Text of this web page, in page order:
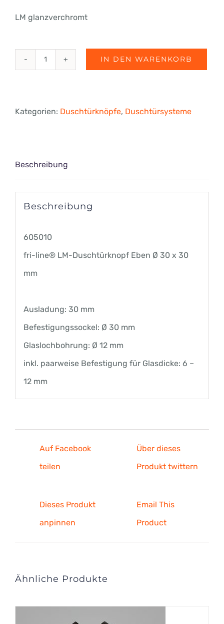
LM glanzverchromt
LM-
mm
Menge
IN DEN WARENKORB
Kategorien: Duschtürknöpfe, Duschtürsysteme
Beschreibung
Beschreibung
605010
fri-line® LM-Duschtürknopf Eben Ø 30 x 30
mm
Ausladung: 30 mm
Befestigungssockel: Ø 30 mm
Glaslochbohrung: Ø 12 mm
inkl. paarweise Befestigung für Glasdicke: 6 –
12 mm
Auf Facebook
teilen
Über dieses
Produkt twittern
Dieses Produkt
anpinnen
Email This
Product
Ähnliche Produkte